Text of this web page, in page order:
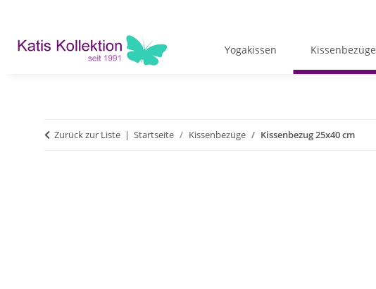
Yogakissen Kissenbezüge
Zurück zur Liste Startseite Kissenbezüge Kissenbezug 25x40 cm